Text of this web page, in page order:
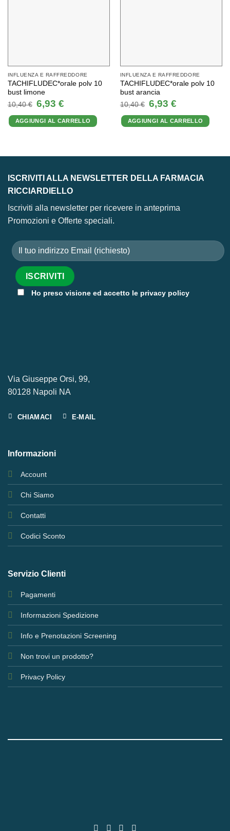
INFLUENZA E RAFFREDDORE
TACHIFLUDEC*orale polv 10
bust limone
10,40€ Il
prezzo
originale
era:
10,40 €.
6,93 €Il
prezzo
attuale
è:
6,93 €.
AGGIUNGI AL CARRELLO
INFLUENZA E RAFFREDDORE
TACHIFLUDEC*orale polv 10
bust arancia
10,40€ Il
prezzo
originale
era:
10,40 €.
6,93 €Il
prezzo
attuale
è:
6,93 €.
AGGIUNGI AL CARRELLO
ISCRIVITI ALLA NEWSLETTER DELLA FARMACIA
RICCIARDIELLO
Iscriviti alla newsletter per ricevere in anteprima
Promozioni e Offerte speciali.
Ho preso visione ed accetto le privacy policy
Via Giuseppe Orsi, 99,
80128 Napoli NA
CHIAMACI E-MAIL
Informazioni
Account
Chi Siamo
Contatti
Codici Sconto
Servizio Clienti
Pagamenti
Informazioni Spedizione
Info e Prenotazioni Screening
Non trovi un prodotto?
Privacy Policy